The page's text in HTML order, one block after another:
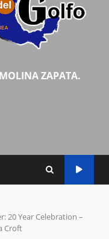
ZAPATA.
20 Year Celebration –
Croft